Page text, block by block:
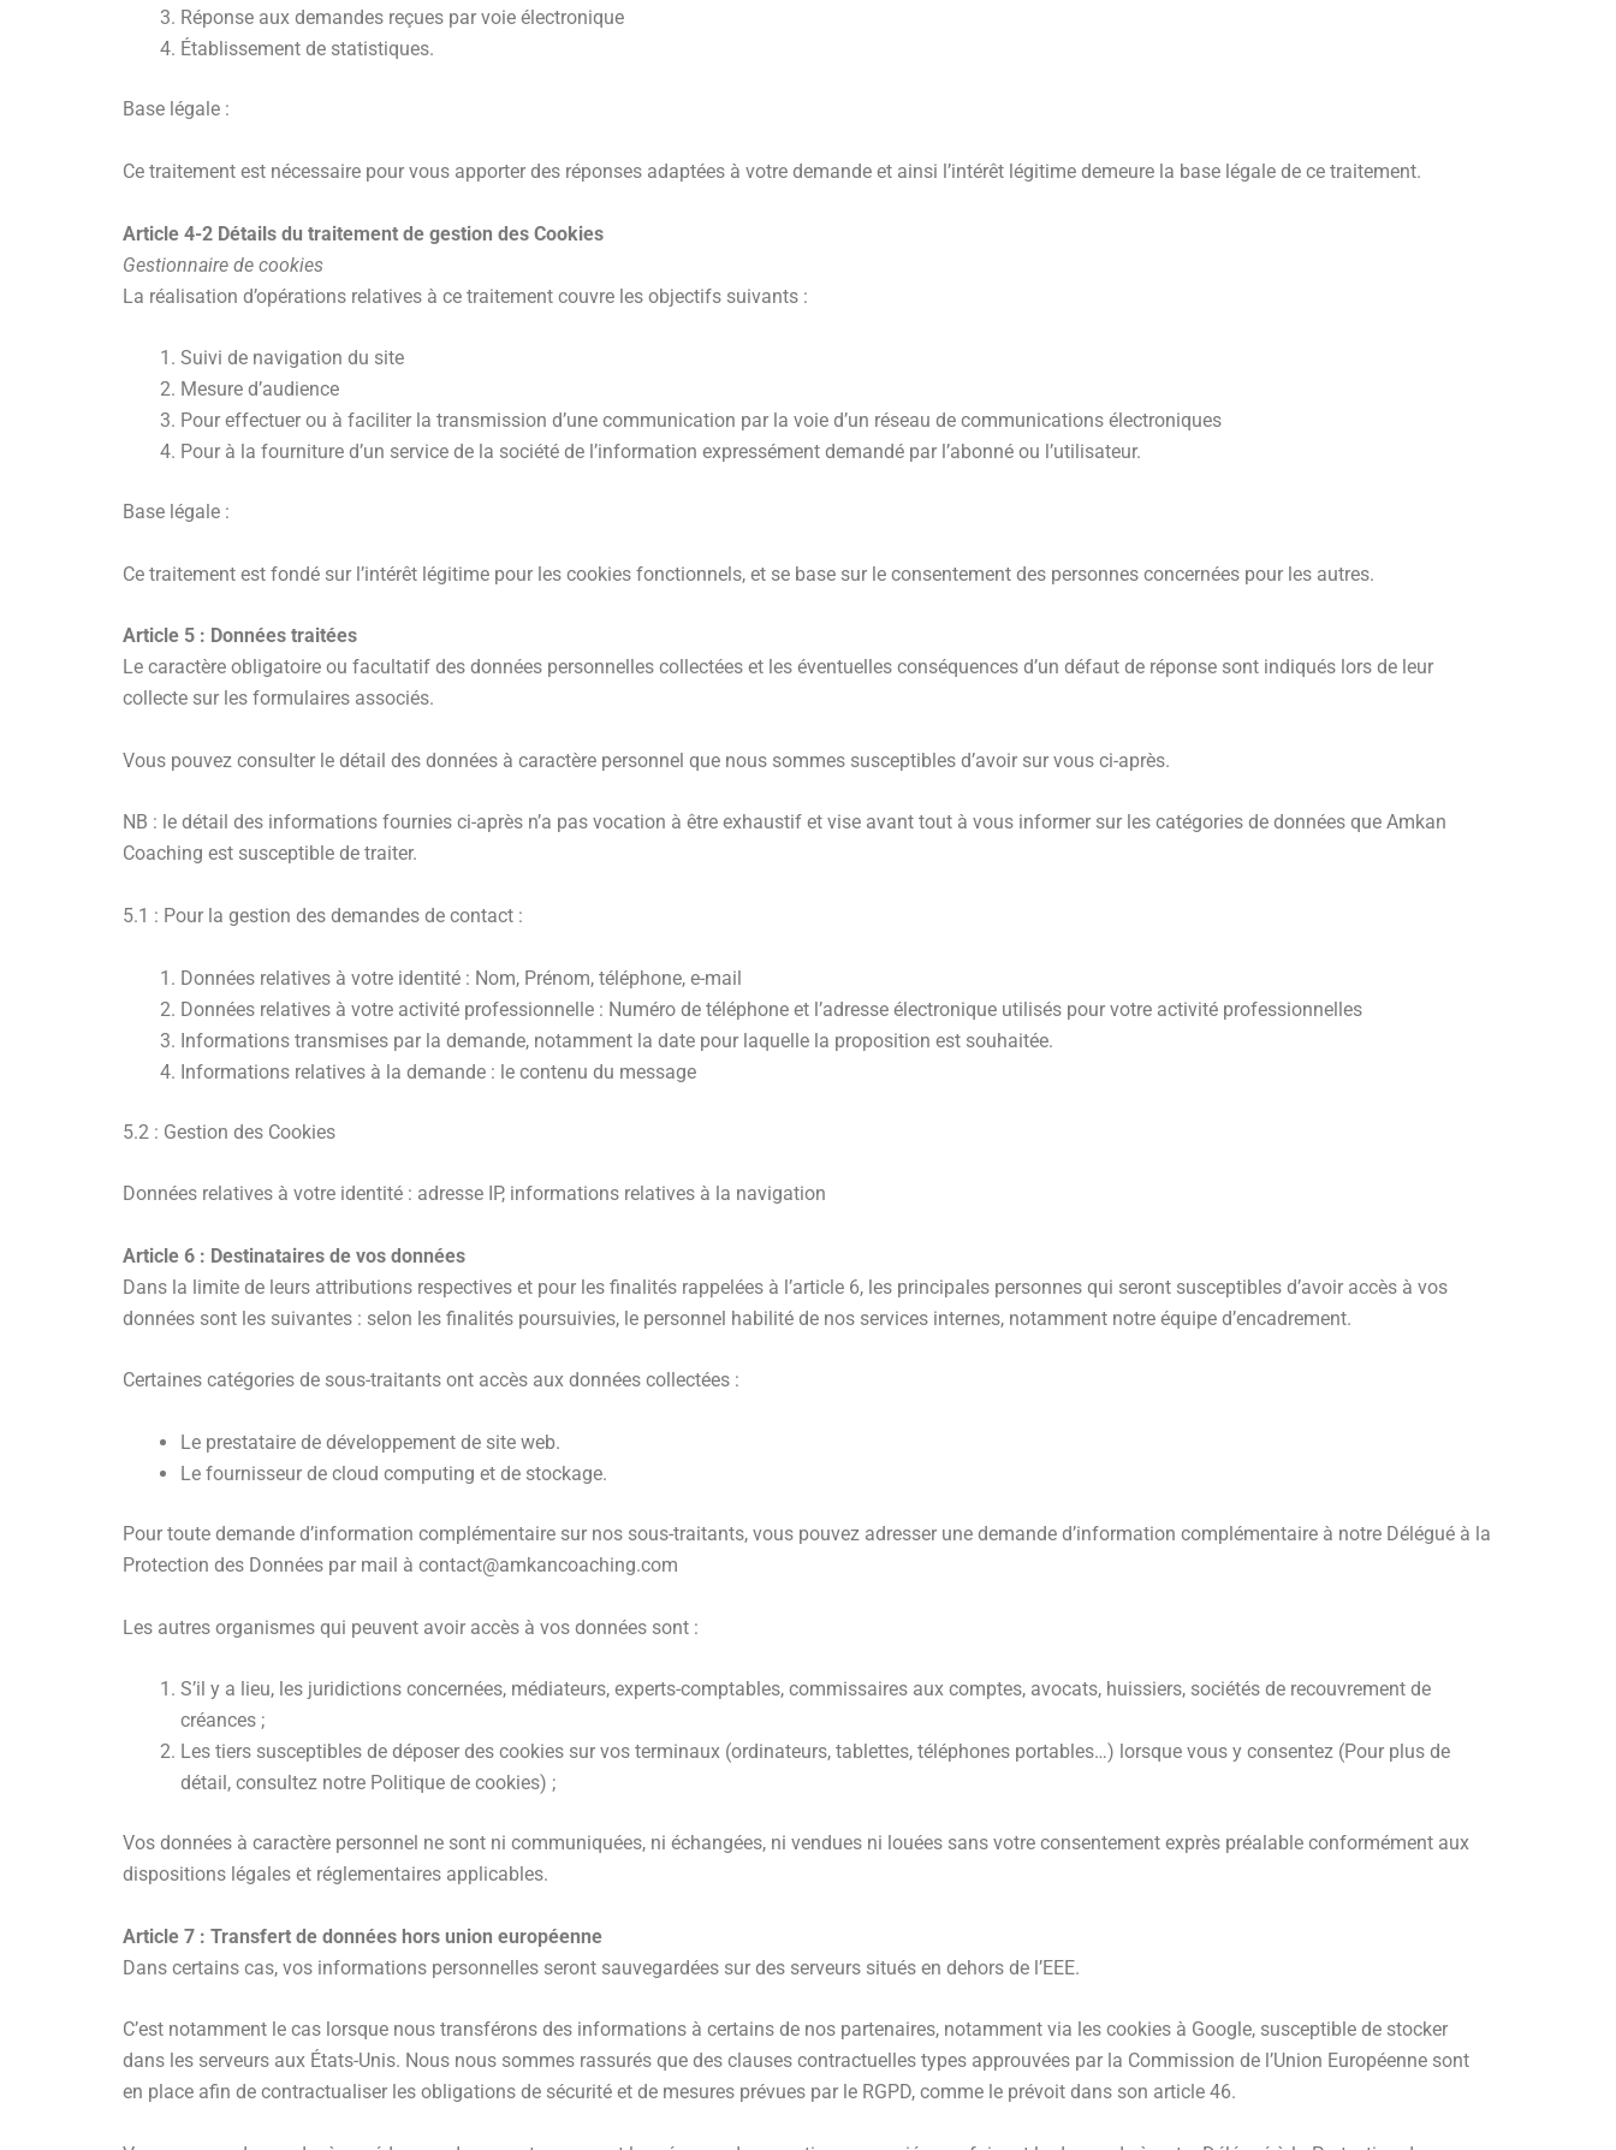
Réponse aux demandes reçues par voie électronique
Établissement de statistiques.
Base légale :
Ce traitement est nécessaire pour vous apporter des réponses adaptées à votre demande et ainsi l’intérêt légitime demeure la base légale de ce traitement.
Article 4-2 Détails du traitement de gestion des Cookies
Gestionnaire de cookies
La réalisation d’opérations relatives à ce traitement couvre les objectifs suivants :
Suivi de navigation du site
Mesure d’audience
Pour effectuer ou à faciliter la transmission d’une communication par la voie d’un réseau de communications électroniques
Pour à la fourniture d’un service de la société de l’information expressément demandé par l’abonné ou l’utilisateur.
Base légale :
Ce traitement est fondé sur l’intérêt légitime pour les cookies fonctionnels, et se base sur le consentement des personnes concernées pour les autres.
Article 5 : Données traitées
Le caractère obligatoire ou facultatif des données personnelles collectées et les éventuelles conséquences d’un défaut de réponse sont indiqués lors de leur
collecte sur les formulaires associés.
Vous pouvez consulter le détail des données à caractère personnel que nous sommes susceptibles d’avoir sur vous ci-après.
NB : le détail des informations fournies ci-après n’a pas vocation à être exhaustif et vise avant tout à vous informer sur les catégories de données que Amkan
Coaching est susceptible de traiter.
5.1 : Pour la gestion des demandes de contact :
Données relatives à votre identité : Nom, Prénom, téléphone, e-mail
Données relatives à votre activité professionnelle : Numéro de téléphone et l’adresse électronique utilisés pour votre activité professionnelles
Informations transmises par la demande, notamment la date pour laquelle la proposition est souhaitée.
Informations relatives à la demande : le contenu du message
5.2 : Gestion des Cookies
Données relatives à votre identité : adresse IP, informations relatives à la navigation
Article 6 : Destinataires de vos données
Dans la limite de leurs attributions respectives et pour les finalités rappelées à l’article 6, les principales personnes qui seront susceptibles d’avoir accès à vos
données sont les suivantes : selon les finalités poursuivies, le personnel habilité de nos services internes, notamment notre équipe d’encadrement.
Certaines catégories de sous-traitants ont accès aux données collectées :
Le prestataire de développement de site web.
Le fournisseur de cloud computing et de stockage.
Pour toute demande d’information complémentaire sur nos sous-traitants, vous pouvez adresser une demande d’information complémentaire à notre Délégué à la
Protection des Données par mail à contact@amkancoaching.com
Les autres organismes qui peuvent avoir accès à vos données sont :
S’il y a lieu, les juridictions concernées, médiateurs, experts-comptables, commissaires aux comptes, avocats, huissiers, sociétés de recouvrement de
créances ;
Les tiers susceptibles de déposer des cookies sur vos terminaux (ordinateurs, tablettes, téléphones portables…) lorsque vous y consentez (Pour plus de
détail, consultez notre Politique de cookies) ;
Vos données à caractère personnel ne sont ni communiquées, ni échangées, ni vendues ni louées sans votre consentement exprès préalable conformément aux
dispositions légales et réglementaires applicables.
Article 7 : Transfert de données hors union européenne
Dans certains cas, vos informations personnelles seront sauvegardées sur des serveurs situés en dehors de l’EEE.
C’est notamment le cas lorsque nous transférons des informations à certains de nos partenaires, notamment via les cookies à Google, susceptible de stocker
dans les serveurs aux États-Unis. Nous nous sommes rassurés que des clauses contractuelles types approuvées par la Commission de l’Union Européenne sont
en place afin de contractualiser les obligations de sécurité et de mesures prévues par le RGPD, comme le prévoit dans son article 46.